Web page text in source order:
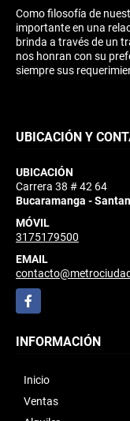
Como filosofía de
importante en una
brinda a través de un
nos honran con su
siempre sus
UBICACIÓN Y
UBICACIÓN
Carrera 38 # 42 64
Bucaramanga -
MÓVIL
3175179500
EMAIL
Facebook
INFORMACIÓN
Inicio
Ventas